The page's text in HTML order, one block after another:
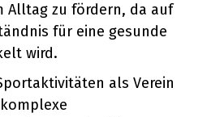
Alltag zu fördern, da auf
für eine gesunde
wird.
als Verein